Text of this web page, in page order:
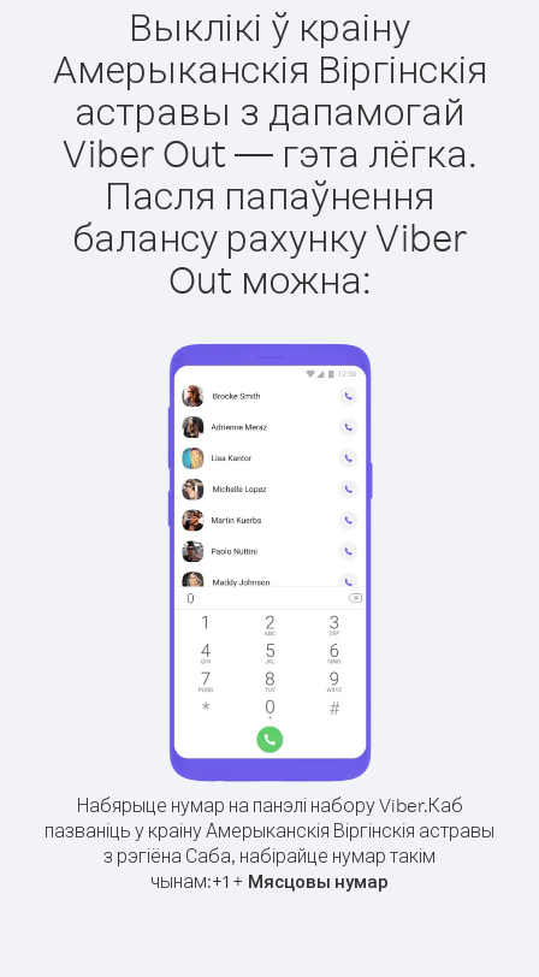
Выклікі ў краіну
Амерыканскія Віргінскія
астравы з дапамогай
Viber Out — гэта лёгка.
Пасля папаўнення
балансу рахунку Viber
Out можна:
Набярыце нумар на панэлі набору Viber.Каб
пазваніць у краіну Амерыканскія Віргінскія астравы
з рэгіёна Саба, набірайце нумар такім
чынам:+1 + Мясцовы нумар